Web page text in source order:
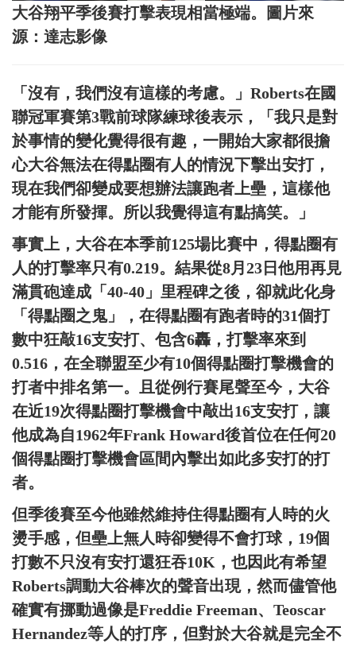
大谷翔平季後賽打擊表現相當極端。圖片來
源：達志影像
「沒有，我們沒有這樣的考慮。」Roberts在國
聯冠軍賽第3戰前球隊練球後表示，「我只是對
於事情的變化覺得很有趣，一開始大家都很擔
心大谷無法在得點圈有人的情況下擊出安打，
現在我們卻變成要想辦法讓跑者上壘，這樣他
才能有所發揮。所以我覺得這有點搞笑。」
事實上，大谷在本季前125場比賽中，得點圈有
人的打擊率只有0.219。結果從8月23日他用再見
滿貫砲達成「40-40」里程碑之後，卻就此化身
「得點圈之鬼」，在得點圈有跑者時的31個打
數中狂敲16支安打、包含6轟，打擊率來到
0.516，在全聯盟至少有10個得點圈打擊機會的
打者中排名第一。且從例行賽尾聲至今，大谷
在近19次得點圈打擊機會中敲出16支安打，讓
他成為自1962年Frank Howard後首位在任何20
個得點圈打擊機會區間內擊出如此多安打的打
者。
但季後賽至今他雖然維持住得點圈有人時的火
燙手感，但壘上無人時卻變得不會打球，19個
打數不只沒有安打還狂吞10K，也因此有希望
Roberts調動大谷棒次的聲音出現，然而儘管他
確實有挪動過像是Freddie Freeman、Teoscar
Hernandez等人的打序，但對於大谷就是完全不